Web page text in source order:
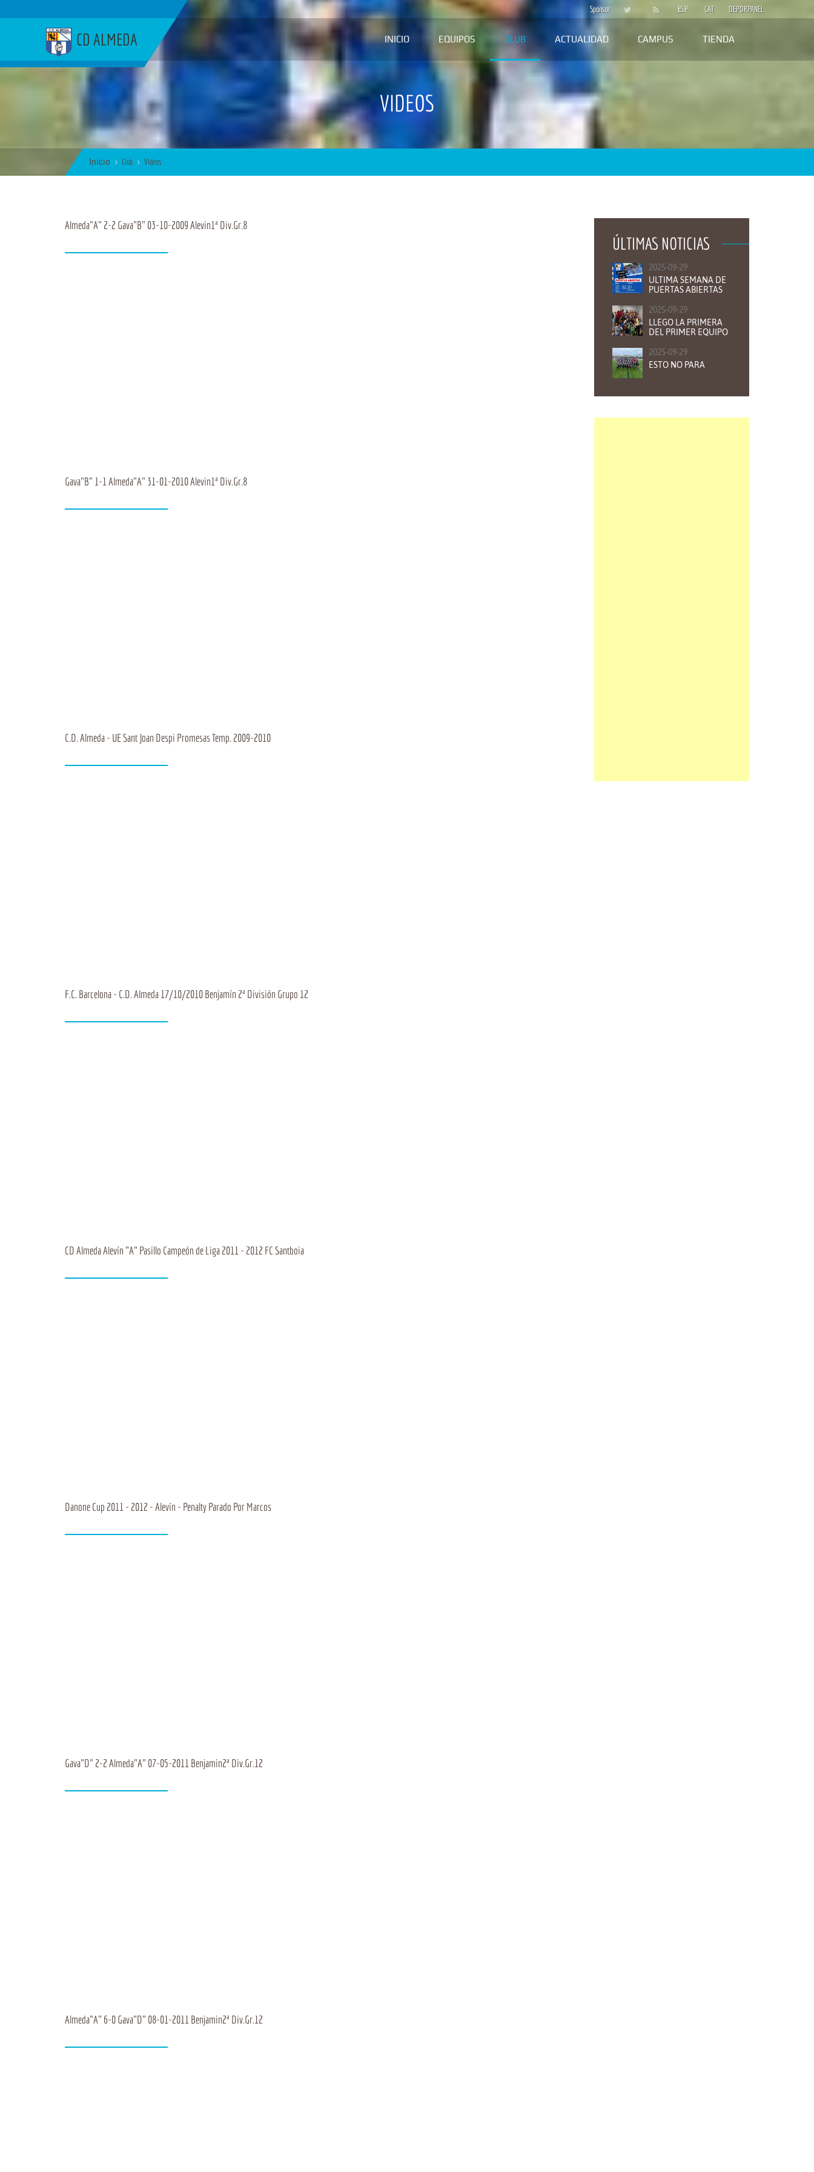
Sponsor ESP CAT DEPORPANEL
CD ALMEDA INICIO EQUIPOS CLUB ACTUALIDAD CAMPUS TIENDA
VIDEOS
Inicio Club Videos
Almeda"A" 2-2 Gava"B" 03-10-2009 Alevin1ª Div.Gr.8
Gava"B" 1-1 Almeda"A" 31-01-2010 Alevin1ª Div.Gr.8
C.D. Almeda - UE Sant Joan Despi Promesas Temp. 2009-2010
F.C. Barcelona - C.D. Almeda 17/10/2010 Benjamín 2ª División Grupo 12
CD Almeda Alevín "A" Pasillo Campeón de Liga 2011 - 2012 FC Santboia
Danone Cup 2011 - 2012 - Alevín - Penalty Parado Por Marcos
Gava"D" 2-2 Almeda"A" 07-05-2011 Benjamin2ª Div.Gr.12
Almeda"A" 6-0 Gava"D" 08-01-2011 Benjamin2ª Div.Gr.12
ÚLTIMAS NOTICIAS
2025-09-29
ULTIMA SEMANA DE
PUERTAS ABIERTAS
2025-09-29
LLEGO LA PRIMERA
DEL PRIMER EQUIPO
2025-09-29
ESTO NO PARA